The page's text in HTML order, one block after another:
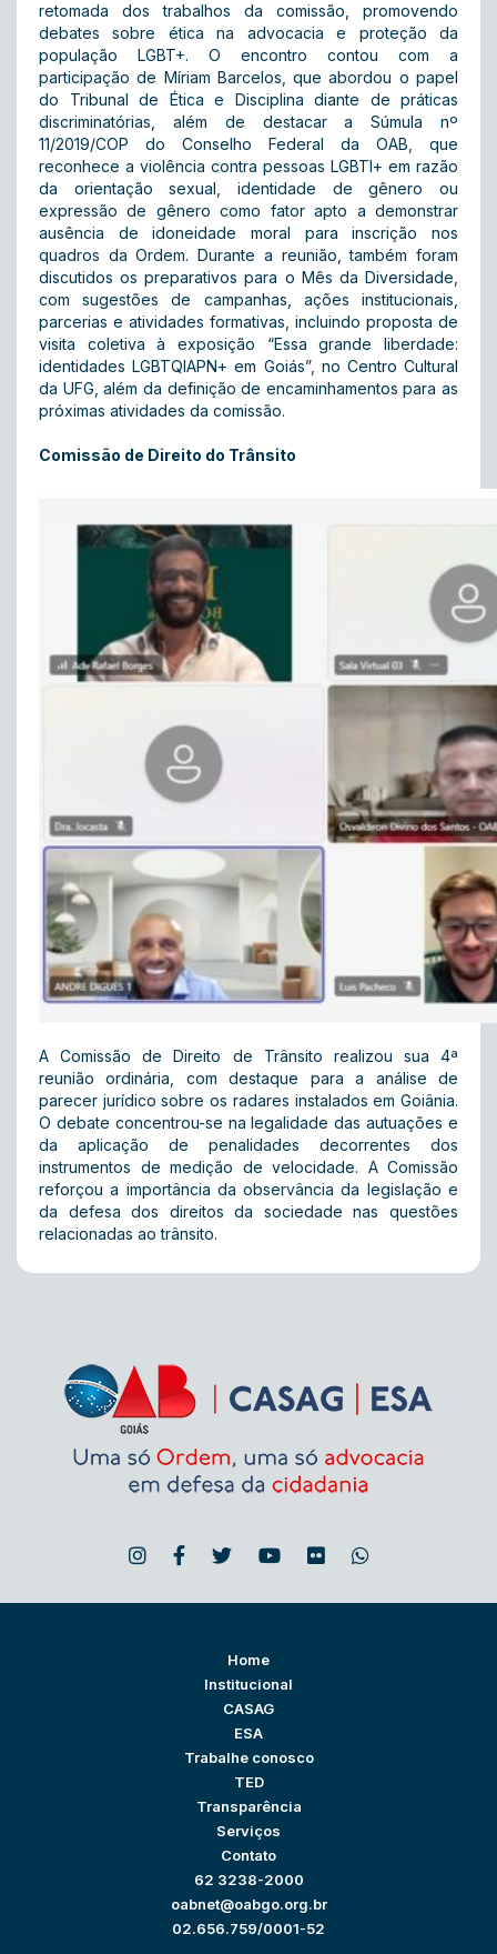
retomada dos trabalhos da comissão, promovendo
debates sobre ética na advocacia e proteção da
população LGBT+. O encontro contou com a
participação de Míriam Barcelos, que abordou o papel
do Tribunal de Ética e Disciplina diante de práticas
discriminatórias, além de destacar a Súmula nº
11/2019/COP do Conselho Federal da OAB, que
reconhece a violência contra pessoas LGBTI+ em razão
da orientação sexual, identidade de gênero ou
expressão de gênero como fator apto a demonstrar
ausência de idoneidade moral para inscrição nos
quadros da Ordem. Durante a reunião, também foram
discutidos os preparativos para o Mês da Diversidade,
com sugestões de campanhas, ações institucionais,
parcerias e atividades formativas, incluindo proposta de
visita coletiva à exposição “Essa grande liberdade:
identidades LGBTQIAPN+ em Goiás”, no Centro Cultural
da UFG, além da definição de encaminhamentos para as
próximas atividades da comissão.
Comissão de Direito do Trânsito
A Comissão de Direito de Trânsito realizou sua 4ª
reunião ordinária, com destaque para a análise de
parecer jurídico sobre os radares instalados em Goiânia.
O debate concentrou-se na legalidade das autuações e
da aplicação de penalidades decorrentes dos
instrumentos de medição de velocidade. A Comissão
reforçou a importância da observância da legislação e
da defesa dos direitos da sociedade nas questões
relacionadas ao trânsito.
Home
Institucional
CASAG
ESA
Trabalhe conosco
TED
Transparência
Serviços
Contato
62 3238-2000
oabnet@oabgo.org.br
02.656.759/0001-52